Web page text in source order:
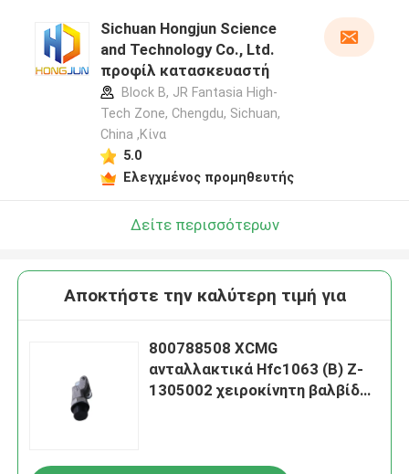
Sichuan Hongjun Science
and Technology Co., Ltd.
προφίλ κατασκευαστή
Block B, JR Fantasia High-
Tech Zone, Chengdu, Sichuan,
China ,Κίνα
5.0
Ελεγχμένος προμηθευτής
Δείτε περισσότερων
Αποκτήστε την καλύτερη τιμή για
800788508 XCMG
ανταλλακτικά Hfc1063 (B) Z-
1305002 χειροκίνητη βαλβίδα